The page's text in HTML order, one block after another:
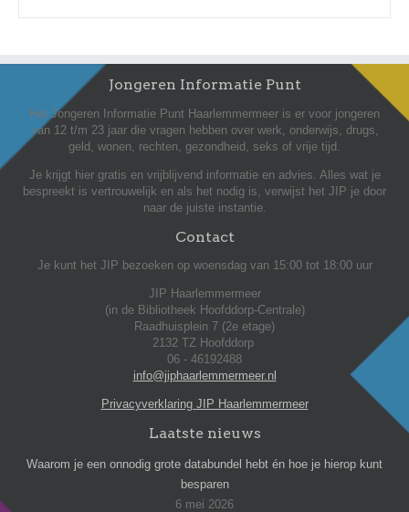
Jongeren Informatie Punt
Het Jongeren Informatie Punt Haarlemmermeer is er voor jongeren
van 12 t/m 23 jaar die vragen hebben over werk, onderwijs, drugs,
geld, wonen, rechten, gezondheid, seks of vrije tijd.
Je krijgt hier gratis en vrijblijvend informatie en advies. Alles wat je
bespreekt is vertrouwelijk en als het nodig is, verwijst het JIP je door
naar de juiste instantie.
Contact
Je kunt het JIP bezoeken op woensdag van 15:00 tot 18:00 uur
JIP Haarlemmermeer
(in de Bibliotheek Hoofddorp-Centrale)
Raadhuisplein 7 (2e etage)
2132 TZ Hoofddorp
06 - 46192488
info@jiphaarlemmermeer.nl
Privacyverklaring JIP Haarlemmermeer
Laatste nieuws
Waarom je een onnodig grote databundel hebt én hoe je hierop kunt
besparen
6 mei 2026